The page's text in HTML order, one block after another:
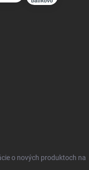
o nových produktoch na